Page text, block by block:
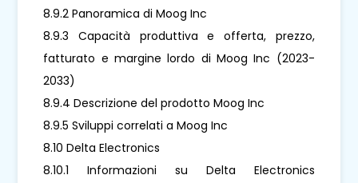
8.9.2 Panoramica di Moog Inc
8.9.3 Capacità produttiva e offerta, prezzo,
fatturato e margine lordo di Moog Inc (2023-
2033)
8.9.4 Descrizione del prodotto Moog Inc
8.9.5 Sviluppi correlati a Moog Inc
8.10 Delta Electronics
8.10.1 Informazioni su Delta Electronics